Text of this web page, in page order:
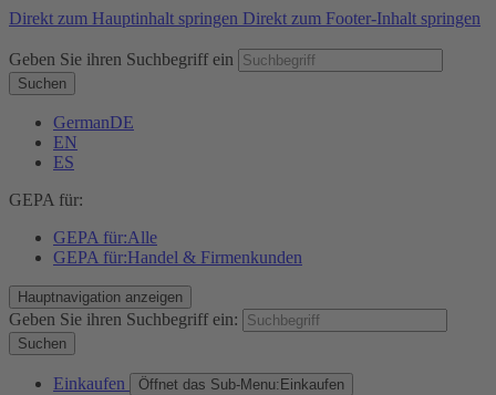
Direkt zum Hauptinhalt springen Direkt zum Footer-Inhalt springen
Geben Sie ihren Suchbegriff ein
Suchen
GermanDE
EN
ES
GEPA für:
GEPA für:Alle
GEPA für:Handel & Firmenkunden
Hauptnavigation anzeigen
Geben Sie ihren Suchbegriff ein:
Suchen
Einkaufen Öffnet das Sub-Menu: Einkaufen